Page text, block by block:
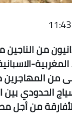
من الناجين
من المهاجرين
الحدودي بين
من أجل